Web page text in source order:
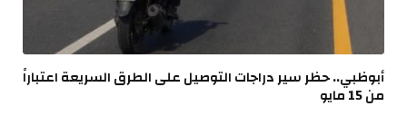
أبوظبي.. حظر سير دراجات التوصيل على الطرق السريعة اعتباراً
من 15 مايو